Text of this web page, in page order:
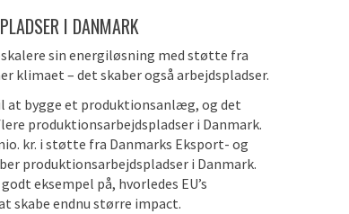
I DANMARK
sin energiløsning med støtte fra
klimaet – det skaber også arbejdspladser.
at bygge et produktionsanlæg, og det
produktionsarbejdspladser i Danmark.
kr. i støtte fra Danmarks Eksport- og
produktionsarbejdspladser i Danmark.
eksempel på, hvorledes EU’s
skabe endnu større impact.